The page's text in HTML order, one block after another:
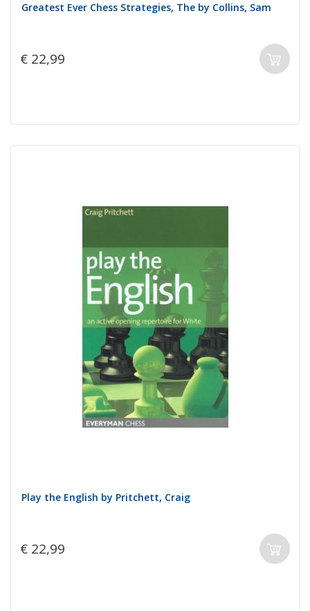
Greatest Ever Chess Strategies, The by Collins, Sam
€ 22,99
Play the English by Pritchett, Craig
€ 22,99